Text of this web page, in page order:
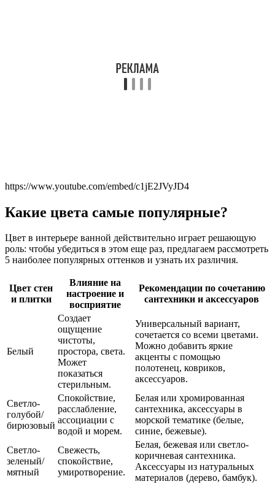
https://www.youtube.com/embed/c1jE2JVyJD4
Какие цвета самые популярные?
Цвет в интерьере ванной действительно играет решающую
роль: чтобы убедиться в этом еще раз, предлагаем рассмотреть
5 наиболее популярных оттенков и узнать их различия.
Цвет стен
и плитки
Влияние на
настроение и
восприятие
Рекомендации по сочетанию
сантехники и аксессуаров
Белый
Создает
ощущение
чистоты,
простора, света.
Может
показаться
стерильным.
Универсальный вариант,
сочетается со всеми цветами.
Можно добавить яркие
акценты с помощью
полотенец, ковриков,
аксессуаров.
Светло-
голубой/
бирюзовый
Спокойствие,
расслабление,
ассоциации с
водой и морем.
Белая или хромированная
сантехника, аксессуары в
морской тематике (белые,
синие, бежевые).
Светло-
зеленый/
мятный
Свежесть,
спокойствие,
умиротворение.
Белая, бежевая или светло-
коричневая сантехника.
Аксессуары из натуральных
материалов (дерево, бамбук).